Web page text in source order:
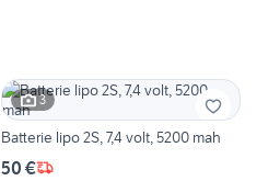
3
Batterie lipo 2S, 7,4 volt, 5200 mah
50 €